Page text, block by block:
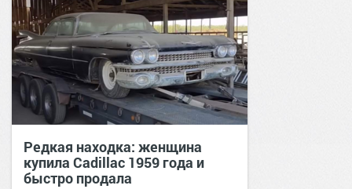
Редкая находка: женщина
купила Cadillac 1959 года и
быстро продала